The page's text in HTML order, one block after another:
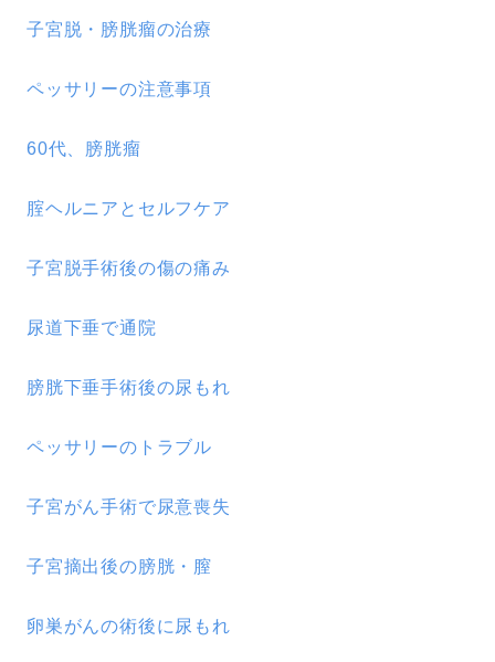
子宮脱・膀胱瘤の治療
ペッサリーの注意事項
60代、膀胱瘤
腟ヘルニアとセルフケア
子宮脱手術後の傷の痛み
尿道下垂で通院
膀胱下垂手術後の尿もれ
ペッサリーのトラブル
子宮がん手術で尿意喪失
子宮摘出後の膀胱・膣
卵巣がんの術後に尿もれ